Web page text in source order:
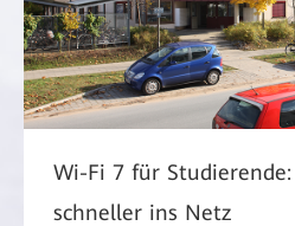
Wi-Fi 7 für
schneller ins Netz